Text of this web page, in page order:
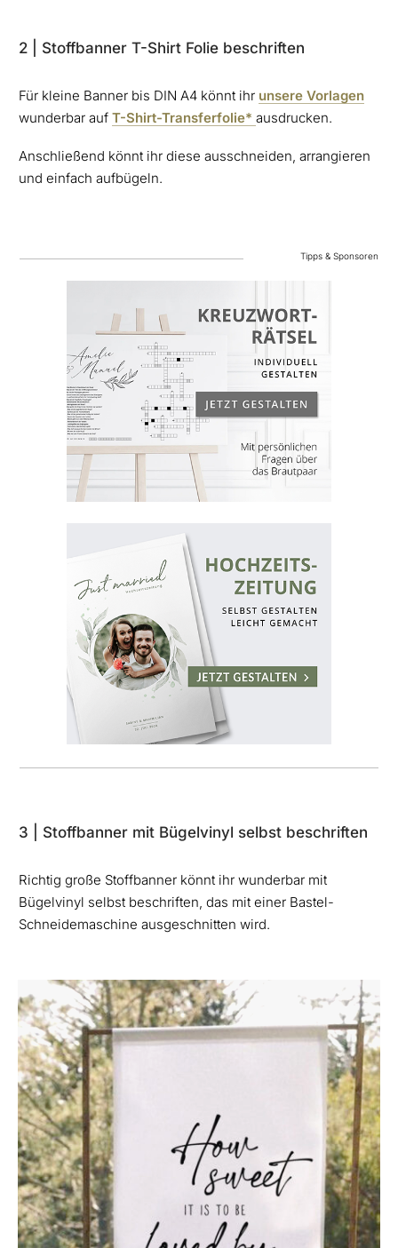
2 | Stoffbanner T-Shirt Folie beschriften
Für kleine Banner bis DIN A4 könnt ihr unsere Vorlagen
wunderbar auf T-Shirt-Transferfolie* ausdrucken.
Anschließend könnt ihr diese ausschneiden, arrangieren
und einfach aufbügeln.
Tipps & Sponsoren
3 | Stoffbanner mit Bügelvinyl selbst beschriften
Richtig große Stoffbanner könnt ihr wunderbar mit
Bügelvinyl selbst beschriften, das mit einer Bastel-
Schneidemaschine ausgeschnitten wird.